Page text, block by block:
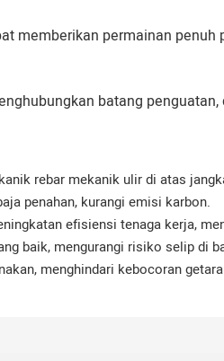
memberikan permainan penuh
batang
rebar mekanik ulir di atas
penahan, kurangi emisi karbon.
efisiensi tenaga kerja,
baik, mengurangi risiko selip di
menghindari kebocoran